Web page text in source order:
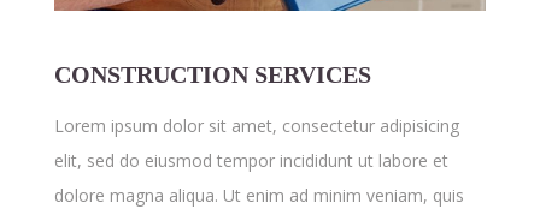
CONSTRUCTION SERVICES
Lorem ipsum dolor sit amet, consectetur adipisicing
elit, sed do eiusmod tempor incididunt ut labore et
dolore magna aliqua. Ut enim ad minim veniam, quis